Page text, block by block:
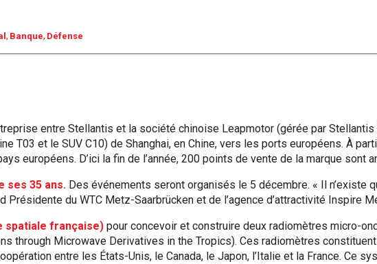
Banque Défense
entre Stellantis et la société chinoise Leapmotor (gérée par
T03 et le SUV C10) de Shanghai, en Chine, vers les ports européens. À
européens. D’ici la fin de l’année, 200 points de vente de la marque sont
ses 35 ans. Des événements seront organisés le 5 décembre. « Il n’existe
du WTC Metz-Saarbrücken et de l’agence d’attractivité Inspire
spatiale française) pour concevoir et construire deux radiomètres micro-
through Microwave Derivatives in the Tropics). Ces radiomètres
entre les États-Unis, le Canada, le Japon, l’Italie et la France. Ce